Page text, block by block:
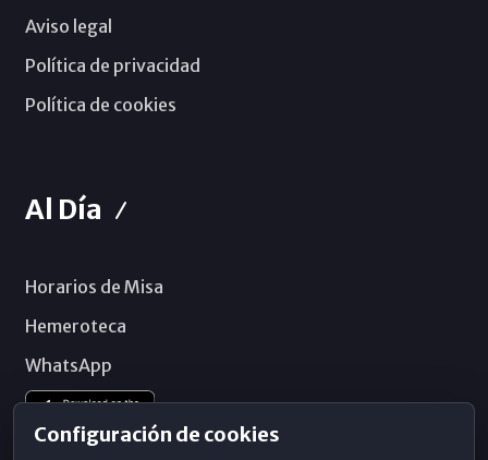
Aviso legal
Política de privacidad
Política de cookies
Al Día
Horarios de Misa
Hemeroteca
WhatsApp
Configuración de cookies